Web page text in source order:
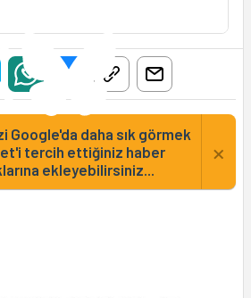
Google'da daha sık görmek
tercih ettiğiniz haber
ekleyebilirsiniz...
×